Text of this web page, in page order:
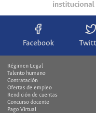
institucional
Facebook
Régimen Legal
Talento humano
Contratación
Ofertas de empleo
Rendición de cuentas
Concurso docente
Pago Virtual